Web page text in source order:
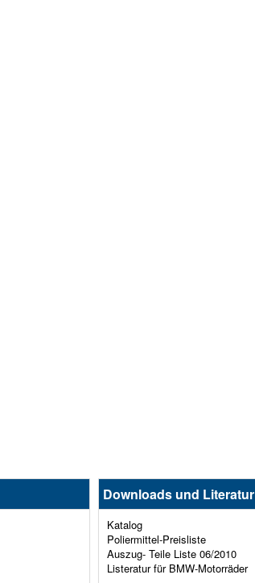
Downloads und Literatur
Katalog
Poliermittel-Preisliste
Auszug- Teile Liste 06/2010
Listeratur für BMW-Motorräder